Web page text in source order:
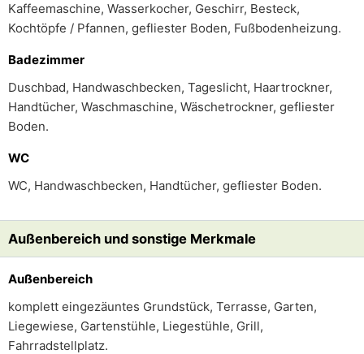
Kaffeemaschine, Wasserkocher, Geschirr, Besteck,
Kochtöpfe / Pfannen, gefliester Boden, Fußbodenheizung.
Badezimmer
Duschbad, Handwaschbecken, Tageslicht, Haartrockner,
Handtücher, Waschmaschine, Wäschetrockner, gefliester
Boden.
WC
WC, Handwaschbecken, Handtücher, gefliester Boden.
Außenbereich und sonstige Merkmale
Außenbereich
komplett eingezäuntes Grundstück, Terrasse, Garten,
Liegewiese, Gartenstühle, Liegestühle, Grill,
Fahrradstellplatz.